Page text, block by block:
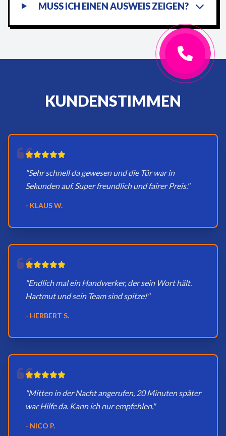
MUSS ICH EINEN AUSWEIS ZEIGEN?
KUNDENSTIMMEN
"Sehr schnell da gewesen und die Tür war in
Sekunden auf. Super freundlich und fairer Preis."
- KLAUS W.
"Endlich mal ein Handwerker, der sein Wort hält.
Hartmut und sein Team sind spitze!"
- HERBERT S.
"Mitten in der Nacht angerufen, 20 Minuten später
war Hilfe da. Kann ich nur empfehlen."
- NICO P.